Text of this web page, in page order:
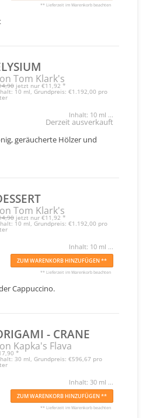
** Lieferzeit im Warenkorb beachten
Tom Klark's
jetzt nur €11,92 *
10 ml, Grundpreis: €1.192,00 pro
Inhalt: 10 ml ...
Derzeit ausverkauft
geräucherte Hölzer und
Tom Klark's
jetzt nur €11,92 *
10 ml, Grundpreis: €1.192,00 pro
Inhalt: 10 ml ...
ZUM WARENKORB HINZUFÜGEN **
** Lieferzeit im Warenkorb beachten
Cappuccino.
- CRANE
Kapka's Flava
*
30 ml, Grundpreis: €596,67 pro
Inhalt: 30 ml ...
ZUM WARENKORB HINZUFÜGEN **
** Lieferzeit im Warenkorb beachten